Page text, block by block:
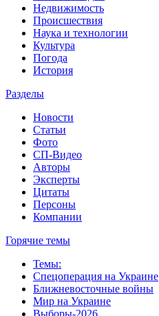
Недвижимость
Происшествия
Наука и технологии
Культура
Погода
История
Разделы
Новости
Статьи
Фото
СП-Видео
Авторы
Эксперты
Цитаты
Персоны
Компании
Горячие темы
Темы:
Спецоперация на Украине
Ближневосточные войны
Мир на Украине
Выборы-2026